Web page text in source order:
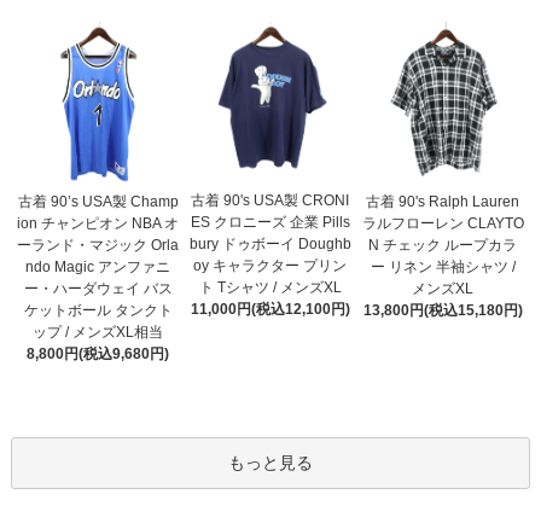
古着 90’s USA製 Champ
ion チャンピオン NBA オ
ーランド・マジック Orla
ndo Magic アンファニ
ー・ハーダウェイ バス
ケットボール タンクト
ップ / メンズXL相当
8,800円(税込9,680円)
古着 90's USA製 CRONI
ES クロニーズ 企業 Pills
bury ドゥボーイ Doughb
oy キャラクター プリン
ト Tシャツ / メンズXL
11,000円(税込12,100円)
古着 90's Ralph Lauren
ラルフローレン CLAYTO
N チェック ループカラ
ー リネン 半袖シャツ /
メンズXL
13,800円(税込15,180円)
もっと見る